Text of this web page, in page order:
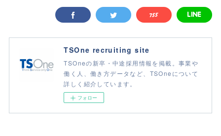
TSOne recruiting site
TSOneの新卒・中途採用情報を掲載。事業や
働く人、働き方データなど、TSOneについて
詳しく紹介しています。
フォロー